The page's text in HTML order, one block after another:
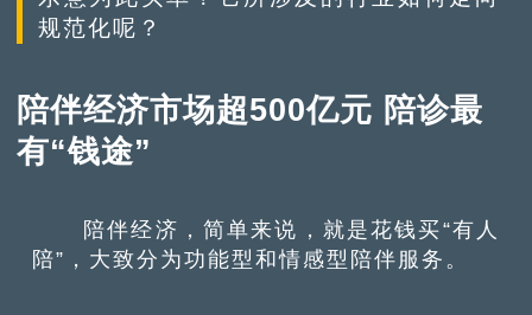
规范化呢？
陪伴经济市场超500亿元 陪诊最
有“钱途”
陪伴经济，简单来说，就是花钱买“有人
陪”，大致分为功能型和情感型陪伴服务。